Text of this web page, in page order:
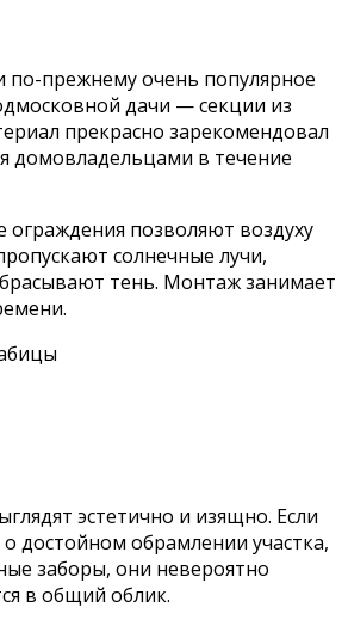
по-прежнему очень популярное
дачи — секции из
прекрасно зарекомендовал
домовладельцами в течение
ограждения позволяют воздуху
солнечные лучи,
тень. Монтаж занимает
эстетично и изящно. Если
достойном обрамлении участка,
заборы, они невероятно
в общий облик.